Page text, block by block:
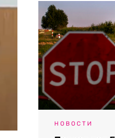
НОВОСТИ